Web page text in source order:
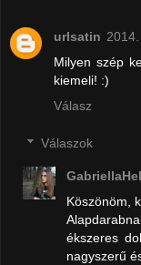
urlsatin
Milyen szép
kiemeli! :)
Válasz
Válaszok
GabriellaHel
Köszönöm,
ékszeres
nagyszerű